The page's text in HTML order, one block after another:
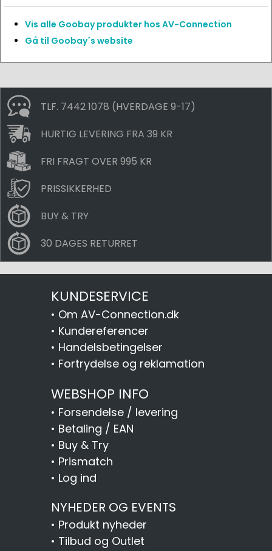
Vis alle Goobay produkter hos AV-Connection
Gå til Goobay´s website
TLF. 7442 1078 (HVERDAGE 9-17)
HURTIG LEVERING FRA 39 KR
FRI FRAGT OVER 995 KR
PRISSIKKERHED
BUY & TRY
30 DAGES RETURRET
KUNDESERVICE
• Om AV-Connection.dk
• Kundereferencer
• Handelsbetingelser
• Fortrydelse og reklamation
WEBSHOP INFO
• Forsendelse / levering
• Betaling / EAN
• Buy & Try
• Prismatch
• Log ind
NYHEDER OG EVENTS
• Produkt nyheder
• Tilbud og Outlet